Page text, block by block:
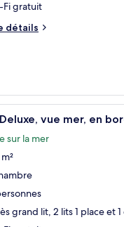
:
Fi gratuit
détails
vue mer, en
sur la mer
grand lit, 2 lits 1 place et